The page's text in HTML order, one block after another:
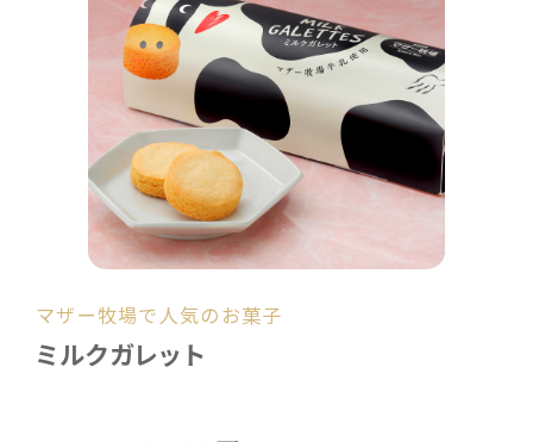
マザー牧場で人気のお菓子
ミルクガレット